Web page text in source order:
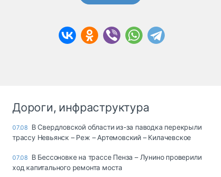
Дороги, инфраструктура
07.08 В Свердловской области из-за паводка перекрыли
трассу Невьянск – Реж – Артемовский – Килачевское
07.08 В Бессоновке на трассе Пенза – Лунино проверили
ход капитального ремонта моста